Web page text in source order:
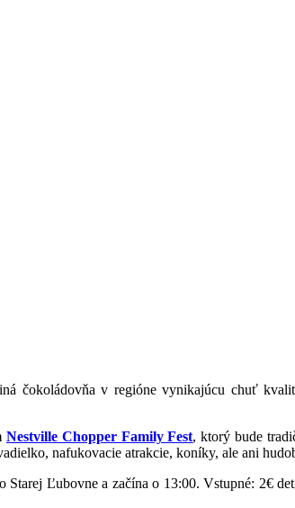
čokoládovňa v regióne vynikajúcu chuť
Nestville Chopper Family Fest, ktorý bude
nafukovacie atrakcie, koníky, ale ani
Ľubovne a začína o 13:00. Vstupné: 2€